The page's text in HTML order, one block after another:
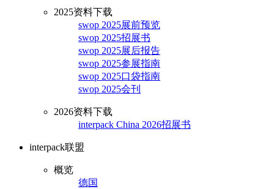
2025资料下载
swop 2025展前预览
swop 2025招展书
swop 2025展后报告
swop 2025参展指南
swop 2025口袋指南
swop 2025会刊
2026资料下载
interpack China 2026招展书
interpack联盟
概览
德国